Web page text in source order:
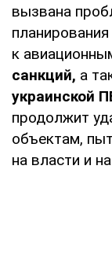
вызвана
к
санкций, а
украинской
продолжит
объектам,
на власти и